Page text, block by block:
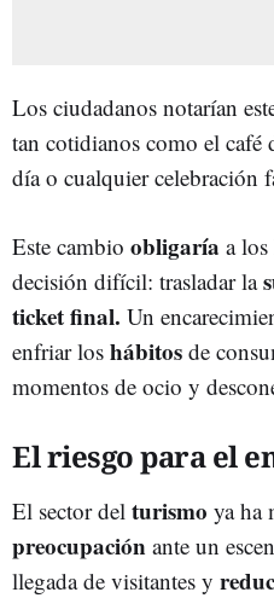
Los ciudadanos notarían
tan cotidianos como el café
día o cualquier celebración
Este cambio obligaría a
decisión difícil: trasladar la
ticket final. Un
enfriar los hábitos de
momentos de ocio y
El riesgo para el
El sector del turismo ya ha
preocupación ante un
llegada de visitantes y